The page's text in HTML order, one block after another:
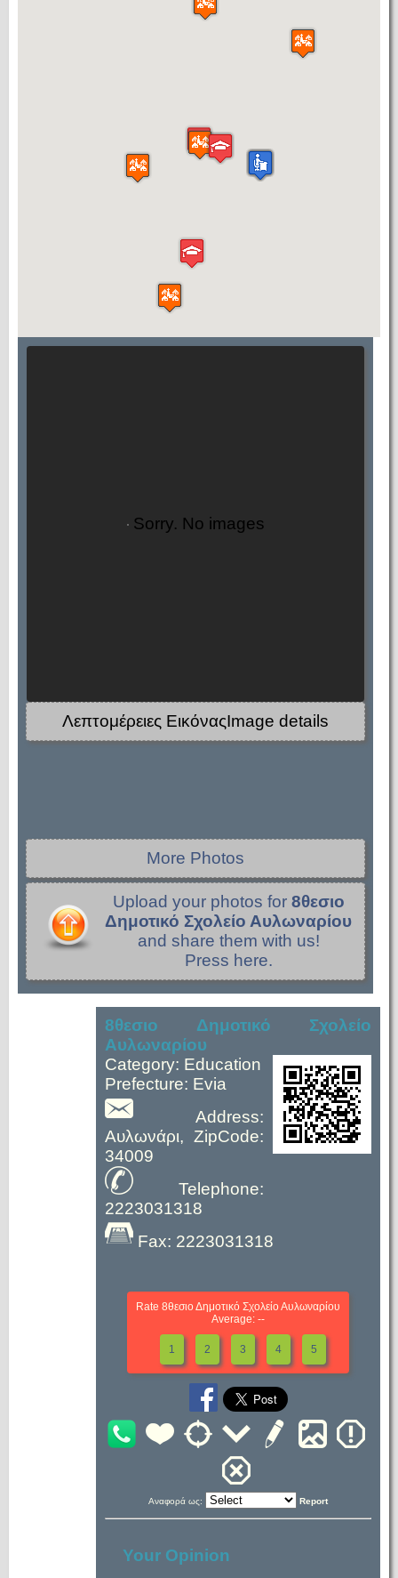
Sorry. No images
Λεπτομέρειες ΕικόναςImage details
More Photos
Upload your photos for 8θεσιο
Δημοτικό Σχολείο Αυλωναρίου
and share them with us!
Press here.
8θεσιο Δημοτικό Σχολείο
Αυλωναρίου
Category: Education
Prefecture: Evia
Address:
Αυλωνάρι, ZipCode:
34009
Telephone:
2223031318
Fax: 2223031318
Rate 8θεσιο Δημοτικό Σχολείο Αυλωναρίου
Average: --
1 2 3 4 5
Αναφορά ως: Report
Your Opinion